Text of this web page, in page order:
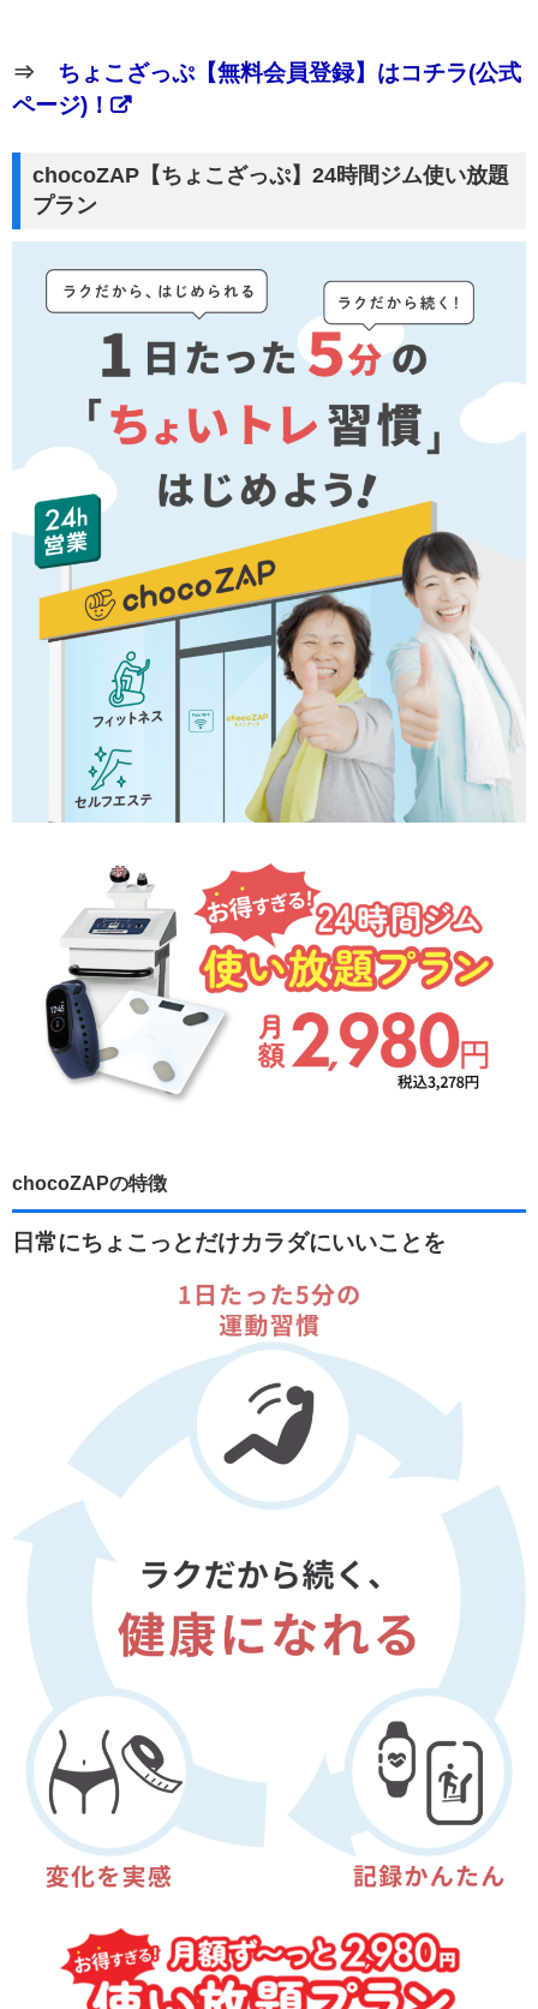
⇒ ちょこざっぷ【無料会員登録】はコチラ(公式
ページ)！
chocoZAP【ちょこざっぷ】24時間ジム使い放題
プラン
chocoZAPの特徴
日常にちょこっとだけカラダにいいことを